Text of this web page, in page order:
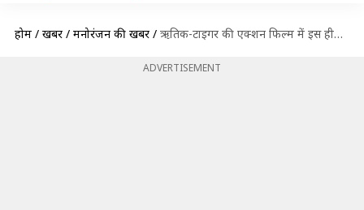
होम / खबरें / मनोरंजन की खबरें / ऋतिक-टाइगर की एक्शन फिल्म में इस हीरोइन की एंट्री, 'टाइगर जिंदा है' में किया था धमाल
ADVERTISEMENT